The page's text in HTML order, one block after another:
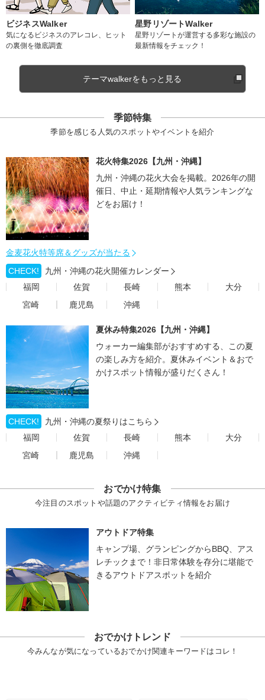
ビジネスWalker
気になるビジネスのアレコレ、ヒット
の裏側を徹底調査
星野リゾートWalker
星野リゾートが運営する多彩な施設の
最新情報をチェック！
テーマwalkerをもっと見る
季節特集
季節を感じる人気のスポットやイベントを紹介
花火特集2026【九州・沖縄】
九州・沖縄の花火大会を掲載。2026年の開
催日、中止・延期情報や人気ランキングな
どをお届け！
金麦花火特等席＆グッズが当たる
CHECK!
九州・沖縄の花火開催カレンダー
福岡
佐賀 長崎 熊本
大分
宮崎
鹿児島 沖縄
夏休み特集2026【九州・沖縄】
ウォーカー編集部がおすすめする、この夏
の楽しみ方を紹介。夏休みイベント＆おで
かけスポット情報が盛りだくさん！
CHECK!
九州・沖縄の夏祭りはこちら
福岡
佐賀 長崎 熊本
大分
宮崎
鹿児島 沖縄
おでかけ特集
今注目のスポットや話題のアクティビティ情報をお届け
アウトドア特集
キャンプ場、グランピングからBBQ、アス
レチックまで！非日常体験を存分に堪能で
きるアウトドアスポットを紹介
おでかけトレンド
今みんなが気になっているおでかけ関連キーワードはコレ！